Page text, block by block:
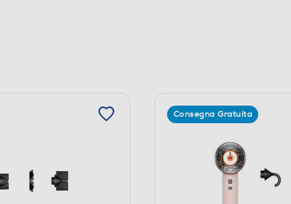
Consegna Gratuita